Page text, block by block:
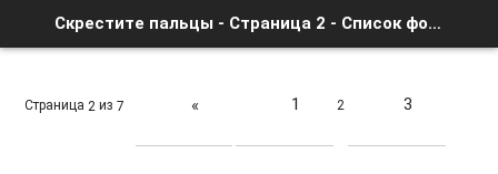
Скрестите пальцы - Страница 2 - Список форумов
Страница 2 из 7 « 1 2 3